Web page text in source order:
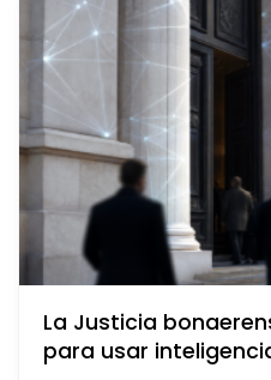
La Justicia
para usar